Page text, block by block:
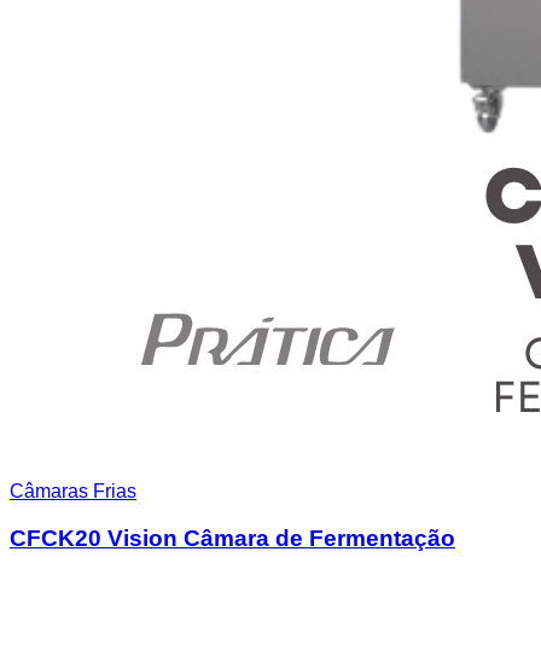
Câmaras Frias
CFCK20 Vision Câmara de Fermentação